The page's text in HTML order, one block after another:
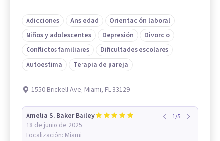
Adicciones Ansiedad
Orientación laboral
Niños y adolescentes
Depresión
Divorcio
Conflictos familiares
Dificultades escolares
Autoestima
Terapia de pareja
1550 Brickell Ave, Miami, FL 33129
Amelia S. Baker Bailey
18 de junio de 2025
Localización: Miami
1/5